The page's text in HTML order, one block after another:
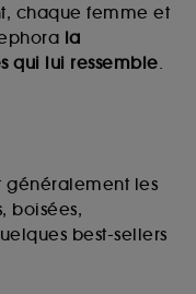
chaque femme et
la
qui lui ressemble.
généralement les
boisées,
best-sellers